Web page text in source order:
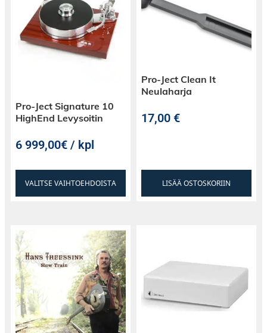
päävirtakytkin.
Taga Harmony PF-600 onkin täydellinen
sähkönsyöttö High End ja hifilaitteillesi.
kaapelin päivityksen tai vaihdon eri pituiseen.
Pro-Ject Signature 10
HighEnd Levysoitin
6 999,00€ / kpl
VALITSE VAIHTOEHDOISTA
Pro-Ject Clean It
Neulaharja
17,00€
LISÄÄ OSTOSKORIIN